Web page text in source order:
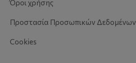
Όροι χρήσης
Προστασία Προσωπικών Δεδομένων
Cookies